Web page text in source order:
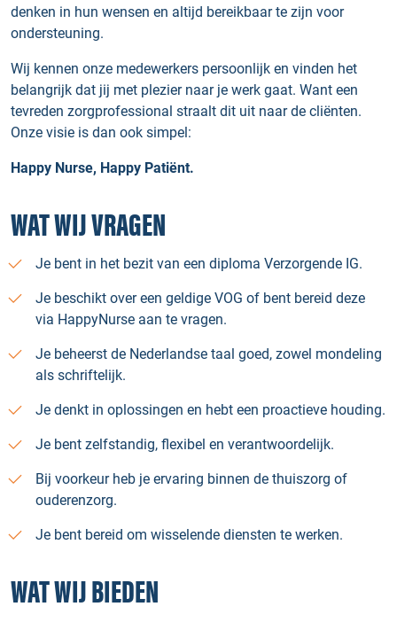
denken in hun wensen en altijd bereikbaar te zijn voor
ondersteuning.
Wij kennen onze medewerkers persoonlijk en vinden het
belangrijk dat jij met plezier naar je werk gaat. Want een
tevreden zorgprofessional straalt dit uit naar de cliënten.
Onze visie is dan ook simpel:
Happy Nurse, Happy Patiënt.
WAT WIJ VRAGEN
Je bent in het bezit van een diploma Verzorgende IG.
Je beschikt over een geldige VOG of bent bereid deze
via HappyNurse aan te vragen.
Je beheerst de Nederlandse taal goed, zowel mondeling
als schriftelijk.
Je denkt in oplossingen en hebt een proactieve houding.
Je bent zelfstandig, flexibel en verantwoordelijk.
Bij voorkeur heb je ervaring binnen de thuiszorg of
ouderenzorg.
Je bent bereid om wisselende diensten te werken.
WAT WIJ BIEDEN